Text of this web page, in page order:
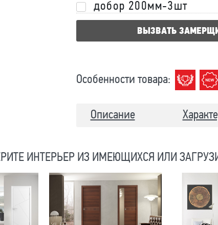
добор 200мм-3шт
ВЫЗВАТЬ
Особенности товара:
Описание
ИНТЕРЬЕР ИЗ ИМЕЮЩИХСЯ ИЛИ